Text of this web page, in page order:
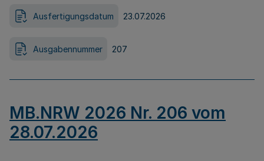
Ausfertigungsdatum 23.07.2026
Ausgabennummer 207
MB.NRW 2026 Nr. 206 vom
28.07.2026